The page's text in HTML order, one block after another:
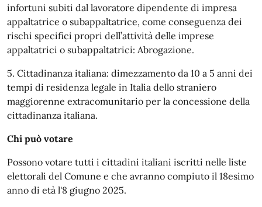
infortuni subiti dal lavoratore dipendente di impresa
appaltatrice o subappaltatrice, come conseguenza dei
rischi specifici propri dell’attività delle imprese
appaltatrici o subappaltatrici: Abrogazione.
5. Cittadinanza italiana: dimezzamento da 10 a 5 anni dei
tempi di residenza legale in Italia dello straniero
maggiorenne extracomunitario per la concessione della
cittadinanza italiana.
Chi può votare
Possono votare tutti i cittadini italiani iscritti nelle liste
elettorali del Comune e che avranno compiuto il 18esimo
anno di età l'8 giugno 2025.